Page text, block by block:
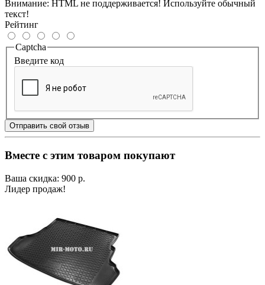
Внимание: HTML не поддерживается! Используйте обычный
текст!
Рейтинг
Captcha
Введите код
Отправить свой отзыв
Вместе с этим товаром покупают
Ваша скидка: 900 р.
Лидер продаж!